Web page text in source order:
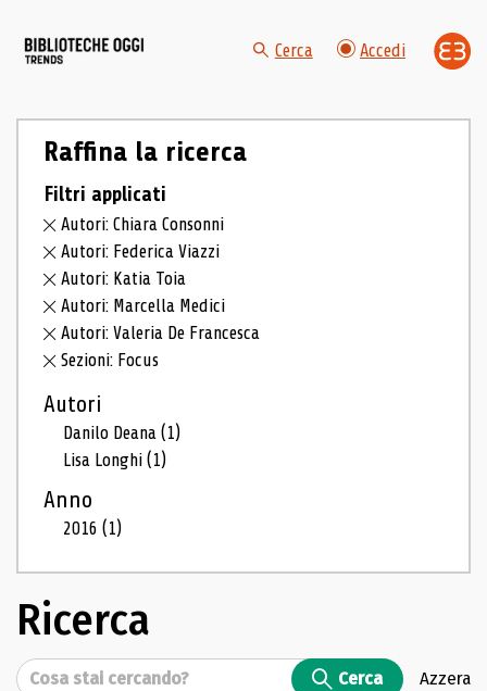
Cerca Accedi
Raffina la ricerca
Filtri applicati
Autori: Chiara Consonni
Autori: Federica Viazzi
Autori: Katia Toia
Autori: Marcella Medici
Autori: Valeria De Francesca
Sezioni: Focus
Autori
Danilo Deana(1)
Lisa Longhi(1)
Anno
2016(1)
Ricerca
Cerca Cerca Azzera